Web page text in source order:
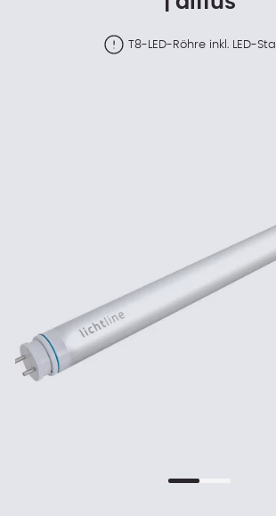
T8-LED-Röhre inkl. LED-